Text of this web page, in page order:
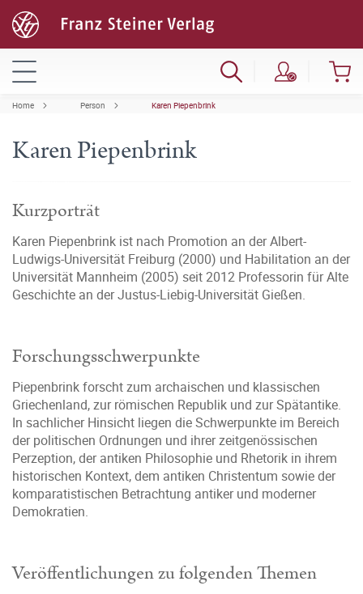
Home Person Karen Piepenbrink
Karen Piepenbrink
Kurzporträt
Karen Piepenbrink ist nach Promotion an der Albert-
Ludwigs-Universität Freiburg (2000) und Habilitation an der
Universität Mannheim (2005) seit 2012 Professorin für Alte
Geschichte an der Justus-Liebig-Universität Gießen.
Forschungsschwerpunkte
Piepenbrink forscht zum archaischen und klassischen
Griechenland, zur römischen Republik und zur Spätantike.
In sachlicher Hinsicht liegen die Schwerpunkte im Bereich
der politischen Ordnungen und ihrer zeitgenössischen
Perzeption, der antiken Philosophie und Rhetorik in ihrem
historischen Kontext, dem antiken Christentum sowie der
komparatistischen Betrachtung antiker und moderner
Demokratien.
Veröffentlichungen zu folgenden Themen